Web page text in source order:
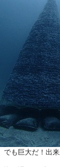
でも巨大だ！出